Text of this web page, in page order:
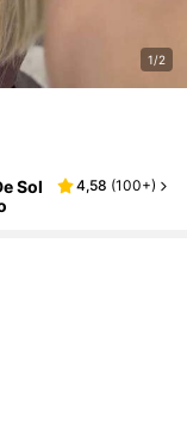
1/2
Sol
4,58 (100+)